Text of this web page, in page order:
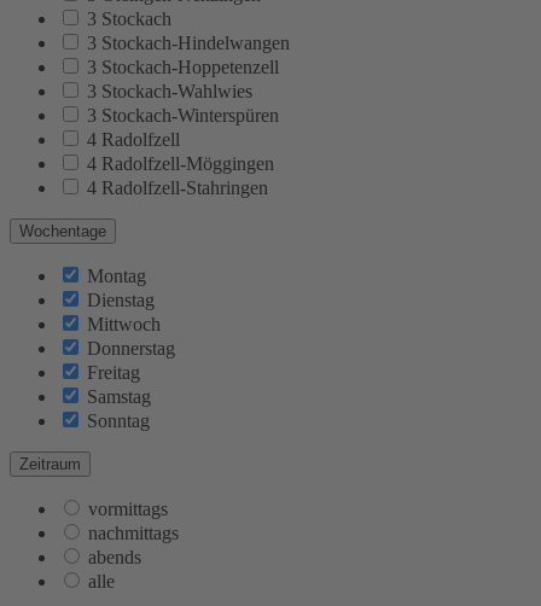
3 Stockach
3 Stockach-Hindelwangen
3 Stockach-Hoppetenzell
3 Stockach-Wahlwies
3 Stockach-Winterspüren
4 Radolfzell
4 Radolfzell-Möggingen
4 Radolfzell-Stahringen
Wochentage
Montag
Dienstag
Mittwoch
Donnerstag
Freitag
Samstag
Sonntag
Zeitraum
vormittags
nachmittags
abends
alle